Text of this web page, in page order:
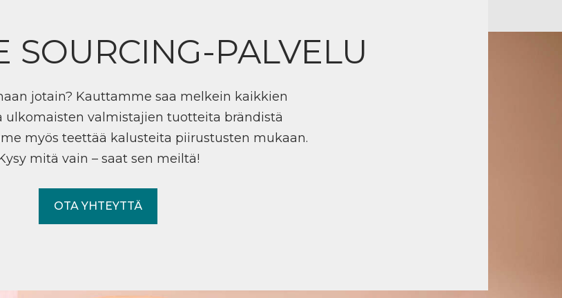
SOURCING-PALVELU
jotain? Kauttamme saa melkein kaikkien
ulkomaisten valmistajien tuotteita brändistä
myös teettää kalusteita piirustusten mukaan.
mitä vain – saat sen meiltä!
OTA YHTEYTTÄ